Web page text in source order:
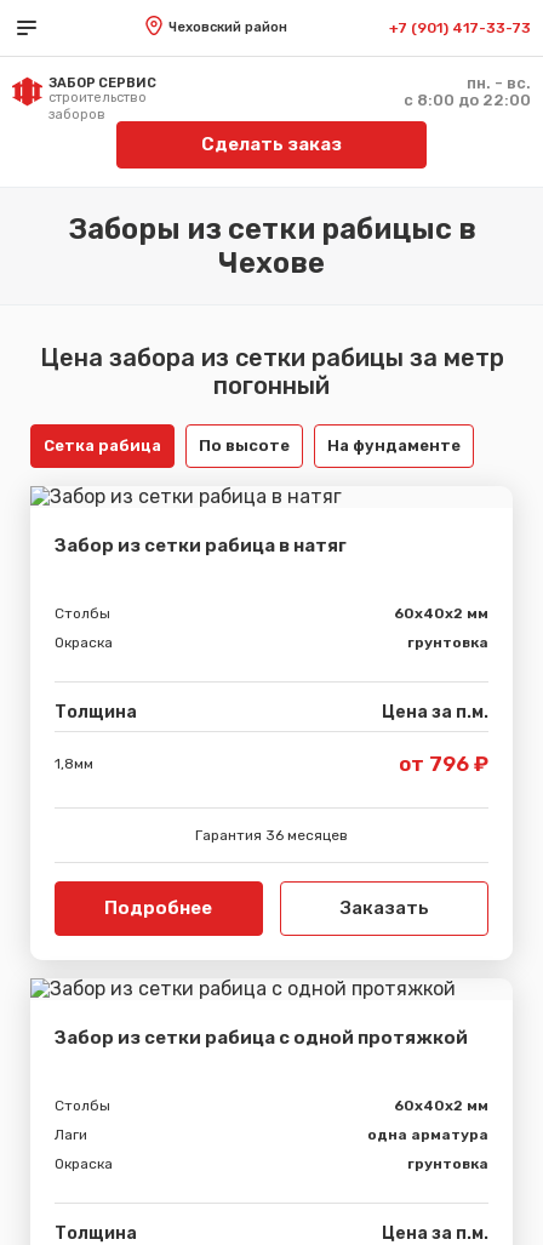
Чеховский район +7 (901) 417-33-73
ЗАБОР СЕРВИС
строительство
заборов
пн. - вс.
с 8:00 до 22:00
Сделать заказ
Заборы из сетки рабицыс в
Чехове
Цена забора из сетки рабицы за метр
погонный
Сетка рабица По высоте На фундаменте
Забор из сетки рабица в натяг
Столбы
60х40х2 мм
Окраска
грунтовка
Толщина Цена за п.м.
1,8мм от 796 ₽
Гарантия 36 месяцев
Подробнее Заказать
Забор из сетки рабица с одной протяжкой
Столбы
60х40х2 мм
Лаги
одна арматура
Окраска
грунтовка
Толщина Цена за п.м.